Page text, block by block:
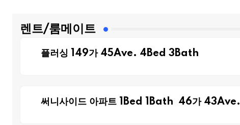
렌트/룸메이트
플러싱 149가 45Ave. 4Bed 3Bath
써니사이드 아파트 1Bed 1Bath 46가 43Ave.